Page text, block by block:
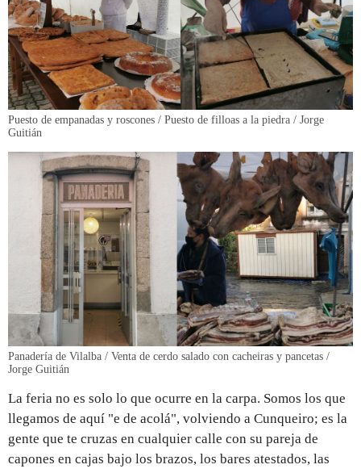
Puesto de empanadas y roscones / Puesto de filloas a la piedra / Jorge
Guitián
Panadería de Vilalba / Venta de cerdo salado con cacheiras y pancetas /
Jorge Guitián
La feria no es solo lo que ocurre en la carpa. Somos los que
llegamos de aquí "e de acolá", volviendo a Cunqueiro; es la
gente que te cruzas en cualquier calle con su pareja de
capones en cajas bajo los brazos, los bares atestados, las